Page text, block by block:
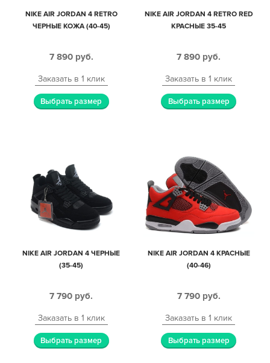
NIKE AIR JORDAN 4 RETRO
ЧЕРНЫЕ КОЖА (40-45)
7 890 руб.
Заказать в 1 клик
Выбрать размер
NIKE AIR JORDAN 4 RETRO RED
КРАСНЫЕ 35-45
7 890 руб.
Заказать в 1 клик
Выбрать размер
NIKE AIR JORDAN 4 ЧЕРНЫЕ
(35-45)
7 790 руб.
Заказать в 1 клик
Выбрать размер
NIKE AIR JORDAN 4 КРАСНЫЕ
(40-46)
7 790 руб.
Заказать в 1 клик
Выбрать размер